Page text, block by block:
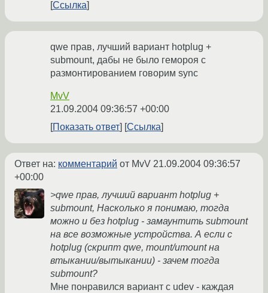
Ссылка
qwe прав, лучший вариант hotplug +
submount, дабы не было гемороя с
размонтированием говорим sync
MvV
21.09.2004 09:36:57 +00:00
Показать ответ
Ссылка
Ответ на: комментарий от MvV 21.09.2004 09:36:57
+00:00
>qwe прав, лучший вариант hotplug +
submount, Насколько я понимаю, тогда
можно и без hotplug - замаунтить submount
на все возможные устройства. А если с
hotplug (скрипт qwe, mount/umount на
втыкании/вытыкании) - зачем тогда
submount?
Мне понравился вариант с udev - каждая